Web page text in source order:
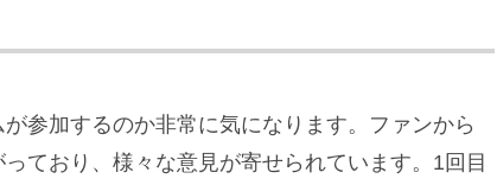
参加するのか非常に気になります。ファンから
ており、様々な意見が寄せられています。1回目